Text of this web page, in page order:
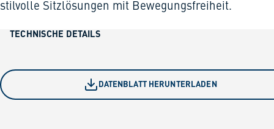
stilvolle Sitzlösungen mit Bewegungsfreiheit.
TECHNISCHE DETAILS
DATENBLATT HERUNTERLADEN